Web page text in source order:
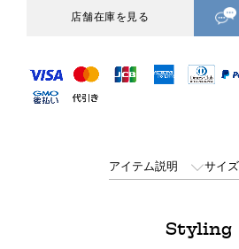
店舗在庫を見る
アイテム説明 サイ
Styling